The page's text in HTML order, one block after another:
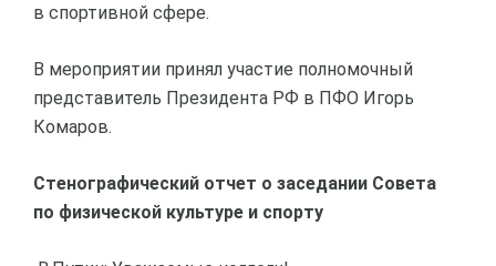
в спортивной сфере.
В мероприятии принял участие полномочный
представитель Президента РФ в ПФО Игорь
Комаров.
Стенографический отчет о заседании Совета
по физической культуре и спорту